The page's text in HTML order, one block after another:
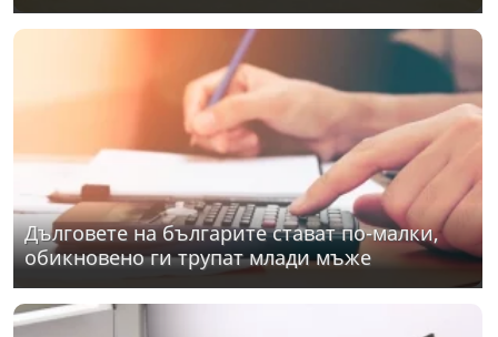
Дълговете на българите стават по-малки,
обикновено ги трупат млади мъже